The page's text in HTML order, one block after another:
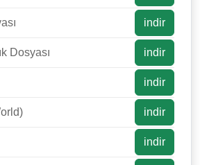
indir
Dosyası indir
indir
indir
indir